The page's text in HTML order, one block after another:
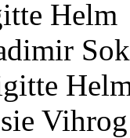
Helm